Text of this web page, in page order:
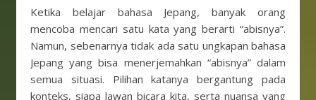
Ketika belajar bahasa Jepang, banyak orang
mencoba mencari satu kata yang berarti “abisnya”.
Namun, sebenarnya tidak ada satu ungkapan bahasa
Jepang yang bisa menerjemahkan “abisnya” dalam
semua situasi. Pilihan katanya bergantung pada
konteks, siapa lawan bicara kita, serta nuansa yang